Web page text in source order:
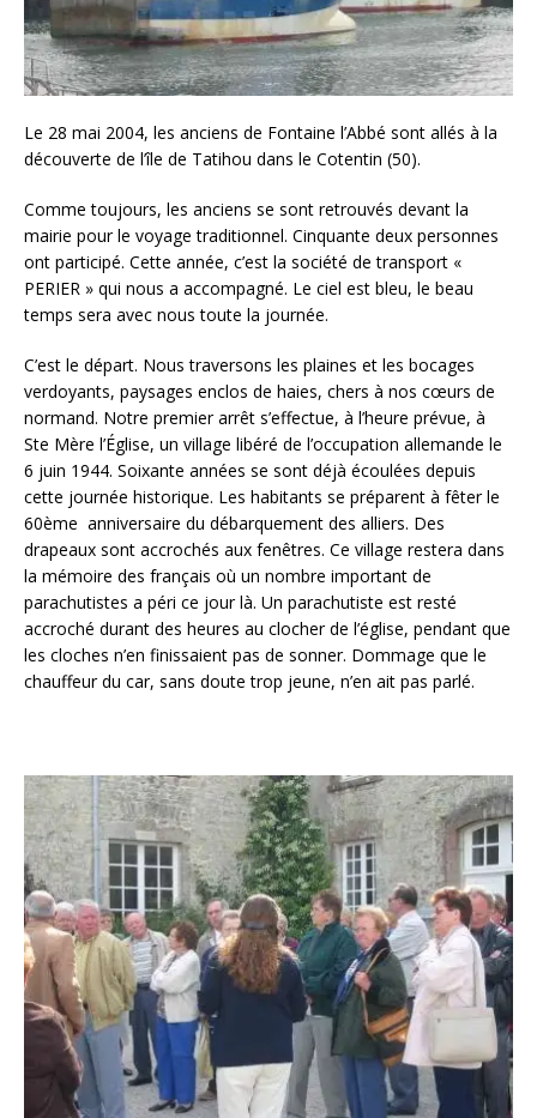
Le 28 mai 2004, les anciens de Fontaine l’Abbé sont allés à la
découverte de l’île de Tatihou dans le Cotentin (50).
Comme toujours, les anciens se sont retrouvés devant la
mairie pour le voyage traditionnel. Cinquante deux personnes
ont participé. Cette année, c’est la société de transport «
PERIER » qui nous a accompagné. Le ciel est bleu, le beau
temps sera avec nous toute la journée.
C’est le départ. Nous traversons les plaines et les bocages
verdoyants, paysages enclos de haies, chers à nos cœurs de
normand. Notre premier arrêt s’effectue, à l’heure prévue, à
Ste Mère l’Église, un village libéré de l’occupation allemande le
6 juin 1944. Soixante années se sont déjà écoulées depuis
cette journée historique. Les habitants se préparent à fêter le
60ème anniversaire du débarquement des alliers. Des
drapeaux sont accrochés aux fenêtres. Ce village restera dans
la mémoire des français où un nombre important de
parachutistes a péri ce jour là. Un parachutiste est resté
accroché durant des heures au clocher de l’église, pendant que
les cloches n’en finissaient pas de sonner. Dommage que le
chauffeur du car, sans doute trop jeune, n’en ait pas parlé.